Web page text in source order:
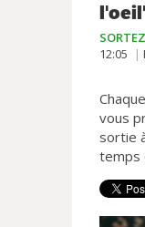
12:05
vous
sortie
temps